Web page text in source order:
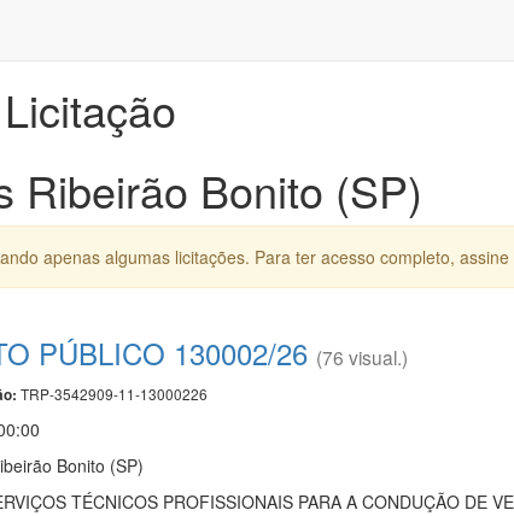
Ribeirão Bonito (SP)
apenas algumas licitações. Para ter acesso completo,
PÚBLICO 130002/26 (76 visual.)
TRP-3542909-11-13000226
Bonito (SP)
TÉCNICOS PROFISSIONAIS PARA A CONDUÇÃO DE